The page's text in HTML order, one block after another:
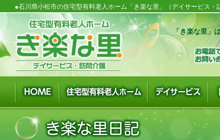
●石川県小松市の住宅型有料老人ホーム「き楽な里」（デイサービス
「き楽な里」